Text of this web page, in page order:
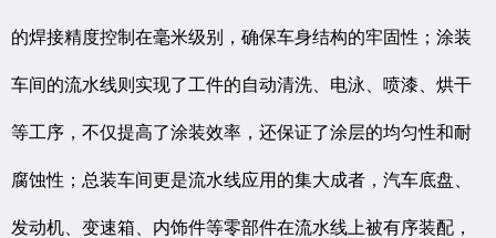
的焊接精度控制在毫米级别，确保车身结构的牢固性；涂装
车间的流水线则实现了工件的自动清洗、电泳、喷漆、烘干
等工序，不仅提高了涂装效率，还保证了涂层的均匀性和耐
腐蚀性；总装车间更是流水线应用的集大成者，汽车底盘、
发动机、变速箱、内饰件等零部件在流水线上被有序装配，